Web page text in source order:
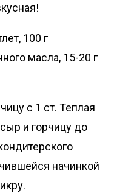
100 г
масла, 15-20 г
с 1 ст. Теплая
и горчицу до
начинкой